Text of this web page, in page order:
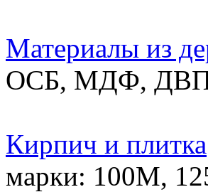
Материалы из
ОСБ, МДФ, ДВП,
Кирпич и плитка
марки: 100М,